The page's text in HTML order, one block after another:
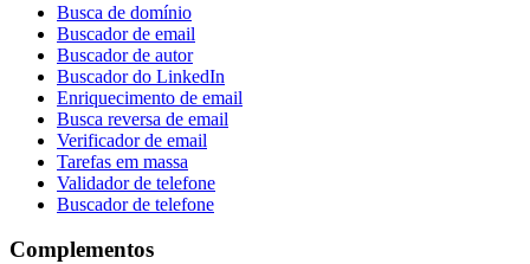
Busca de domínio
Buscador de email
Buscador de autor
Buscador do LinkedIn
Enriquecimento de email
Busca reversa de email
Verificador de email
Tarefas em massa
Validador de telefone
Buscador de telefone
Complementos